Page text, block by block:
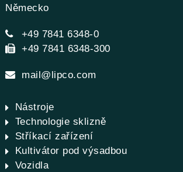
Německo
+49 7841 6348-0
+49 7841 6348-300
mail@lipco.com
Nástroje
Technologie sklizně
Stříkací zařízení
Kultivátor pod výsadbou
Vozidla